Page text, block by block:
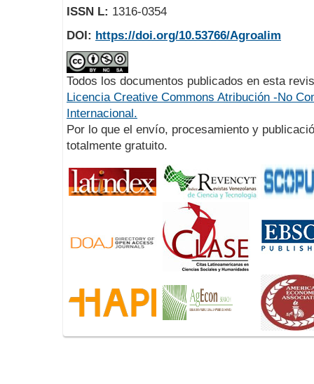
ISSN L: 1316-0354
DOI: https://doi.org/10.53766/Agroalim
Todos los documentos publicados en esta
Licencia Creative Commons Atribución -No
Internacional.
Por lo que el envío, procesamiento y
totalmente gratuito.